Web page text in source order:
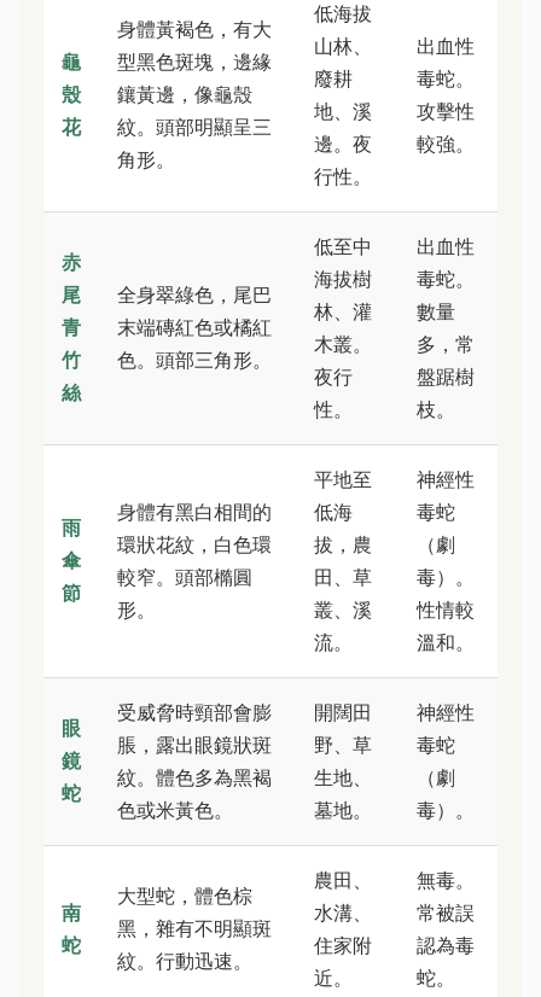
龜
殼
花
身體黃褐色，有大
型黑色斑塊，邊緣
鑲黃邊，像龜殼
紋。頭部明顯呈三
角形。
低海拔
山林、
廢耕
地、溪
邊。夜
行性。
出血性
毒蛇。
攻擊性
較強。
赤
尾
青
竹
絲
全身翠綠色，尾巴
末端磚紅色或橘紅
色。頭部三角形。
低至中
海拔樹
林、灌
木叢。
夜行
性。
出血性
毒蛇。
數量
多，常
盤踞樹
枝。
雨
傘
節
身體有黑白相間的
環狀花紋，白色環
較窄。頭部橢圓
形。
平地至
低海
拔，農
田、草
叢、溪
流。
神經性
毒蛇
（劇
毒）。
性情較
溫和。
眼
鏡
蛇
受威脅時頸部會膨
脹，露出眼鏡狀斑
紋。體色多為黑褐
色或米黃色。
開闊田
野、草
生地、
墓地。
神經性
毒蛇
（劇
毒）。
南
蛇
大型蛇，體色棕
黑，雜有不明顯斑
紋。行動迅速。
農田、
水溝、
住家附
近。
無毒。
常被誤
認為毒
蛇。